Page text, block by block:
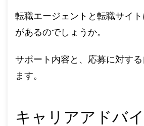
転職エージェントと転職サイ
があるのでしょうか。
サポート内容と、応募に対す
ます。
キャリアアドバ